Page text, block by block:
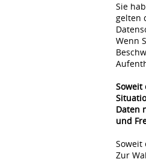
Sie
gelten
Wenn
Soweit
Daten
und
Soweit
Zur